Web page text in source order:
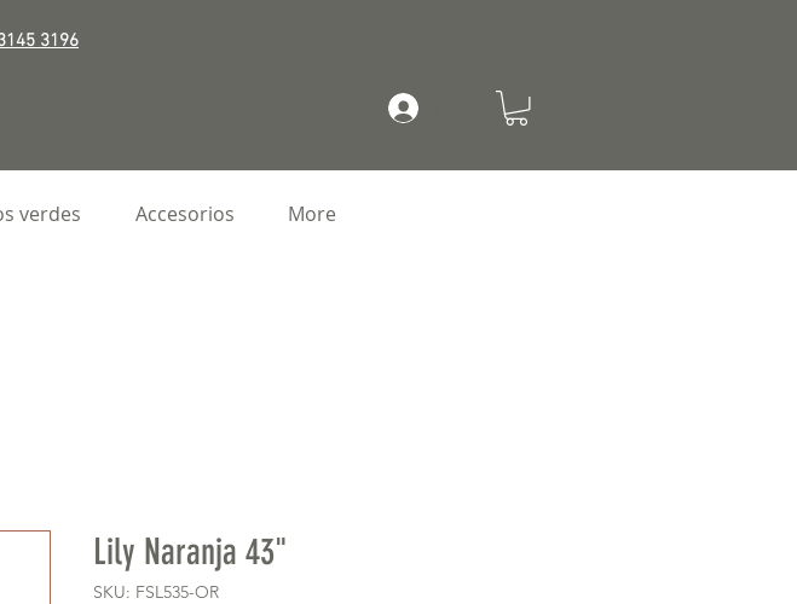
3196
Mi cuenta
verdes Accesorios More
Lily Naranja 43"
SKU: FSL535-OR